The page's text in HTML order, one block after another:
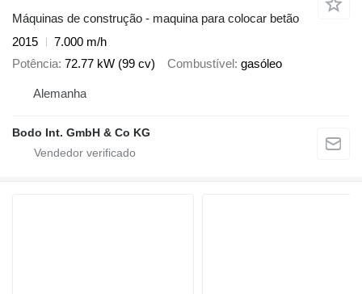
Máquinas de construção - maquina para colocar betão
2015
7.000 m/h
Potência 72.77 kW (99 cv) Combustível gasóleo
Alemanha
Bodo Int. GmbH & Co KG